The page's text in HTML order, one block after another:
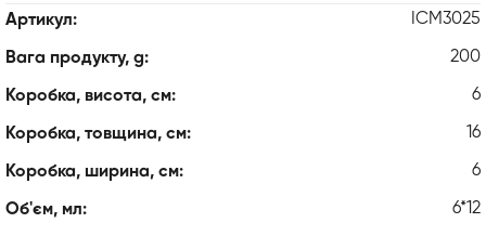
Артикул: ICM3025
Вага продукту, g: 200
Коробка, висота, см: 6
Коробка, товщина, см: 16
Коробка, ширина, см: 6
Об'єм, мл: 6*12